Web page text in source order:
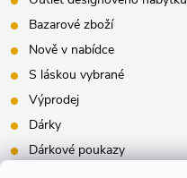
Bazarové zboží
Nově v nabídce
S láskou vybrané
Výprodej
Dárky
Dárkové poukazy